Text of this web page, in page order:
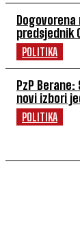
predsjednik
POLITIKA
PzP
novi izbori
POLITIKA